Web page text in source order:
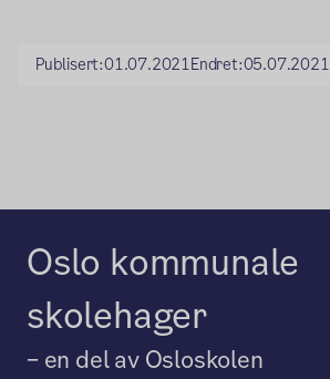
Publisert:01.07.2021Endret:05.07.2021
Oslo kommunale
skolehager
– en del av Osloskolen